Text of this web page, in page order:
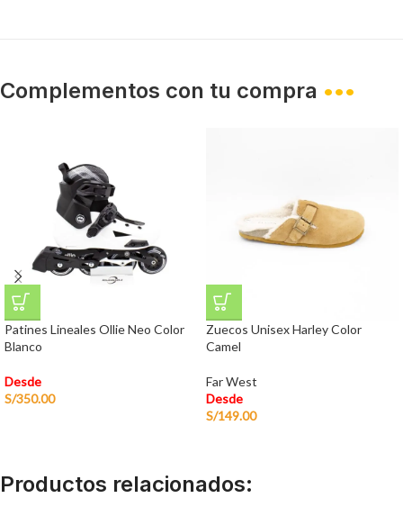
Complementos con tu compra •••
Patines Lineales Ollie Neo Color
Blanco
Desde
S/350.00
Zuecos Unisex Harley Color
Camel
Far West
Desde
S/149.00
Productos relacionados: